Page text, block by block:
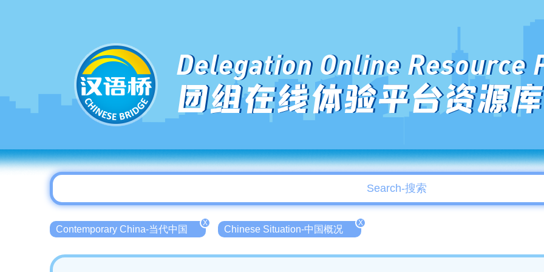
Delegation Online Resource
团组在线体验平台资源库
Contemporary China-当代中国
X
Chinese Situation-中国概况
X